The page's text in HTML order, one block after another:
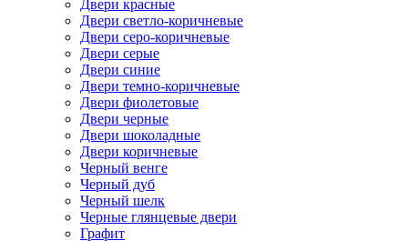
Двери красные
Двери светло-коричневые
Двери серо-коричневые
Двери серые
Двери синие
Двери темно-коричневые
Двери фиолетовые
Двери черные
Двери шоколадные
Двери коричневые
Черный венге
Черный дуб
Черный шелк
Черные глянцевые двери
Графит